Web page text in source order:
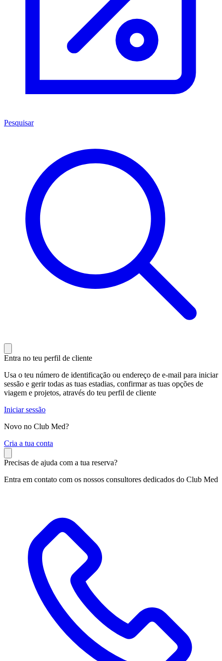
Pesquisar
Entra no teu perfil de cliente
Usa o teu número de identificação ou endereço de e-mail para iniciar
sessão e gerir todas as tuas estadias, confirmar as tuas opções de
viagem e projetos, através do teu perfil de cliente
Iniciar sessão
Novo no Club Med?
Cria a tua conta
Precisas de ajuda com a tua reserva?
Entra em contato com os nossos consultores dedicados do Club Med